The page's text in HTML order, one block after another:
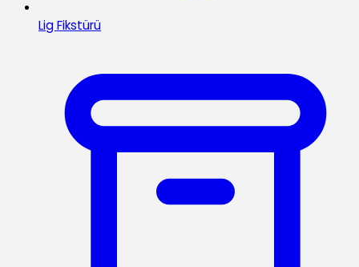
Lig Fikstürü